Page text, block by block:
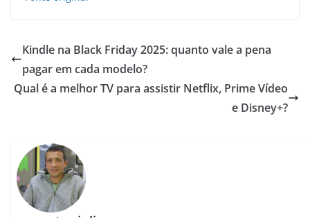
Kindle na Black Friday 2025: quanto vale a pena
pagar em cada modelo?
Qual é a melhor TV para assistir Netflix, Prime Vídeo
e Disney+?